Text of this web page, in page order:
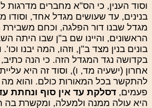
וסוד הענין, כי הס"א מחברים מדרגות
בנינים, עד שעושים מגדל אחד, וסודו
מגדל שבנו דור הפלגה, וכחם משבירת
הראשונים, והיינו שם ב"ן שבו היתה
בונים בנין מצד ב"ן, וזהו, המה יבנו
בקדושה נגד המגדל הזה. כי הנה כתיב,
אחרון (ישעיה מד, ו), וסוד זה היא
להתקשר בכל המאורות כולם. והוא
פעמים, דסלקת עד אין סוף ונחתת
היא עולה ממנה ולמעלה, ומקשרת בה